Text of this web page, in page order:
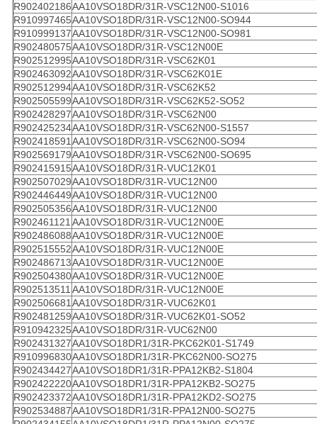
R902402186AA10VSO18DR/31R-VSC12N00-S1016
R910997465AA10VSO18DR/31R-VSC12N00-SO944
R910999137AA10VSO18DR/31R-VSC12N00-SO981
R902480575AA10VSO18DR/31R-VSC12N00E
R902512995AA10VSO18DR/31R-VSC62K01
R902463092AA10VSO18DR/31R-VSC62K01E
R902512994AA10VSO18DR/31R-VSC62K52
R902505599AA10VSO18DR/31R-VSC62K52-SO52
R902428297AA10VSO18DR/31R-VSC62N00
R902425234AA10VSO18DR/31R-VSC62N00-S1557
R902418591AA10VSO18DR/31R-VSC62N00-SO94
R902569179AA10VSO18DR/31R-VSC62N00-SO695
R902415915AA10VSO18DR/31R-VUC12K01
R902507029AA10VSO18DR/31R-VUC12N00
R902446449AA10VSO18DR/31R-VUC12N00
R902505356AA10VSO18DR/31R-VUC12N00
R902461121AA10VSO18DR/31R-VUC12N00E
R902486088AA10VSO18DR/31R-VUC12N00E
R902515552AA10VSO18DR/31R-VUC12N00E
R902486713AA10VSO18DR/31R-VUC12N00E
R902504380AA10VSO18DR/31R-VUC12N00E
R902513511AA10VSO18DR/31R-VUC12N00E
R902506681AA10VSO18DR/31R-VUC62K01
R902481259AA10VSO18DR/31R-VUC62K01-SO52
R910942325AA10VSO18DR/31R-VUC62N00
R902431327AA10VSO18DR1/31R-PKC62K01-S1749
R910996830AA10VSO18DR1/31R-PKC62N00-SO275
R902434427AA10VSO18DR1/31R-PPA12KB2-S1804
R902422220AA10VSO18DR1/31R-PPA12KB2-SO275
R902423372AA10VSO18DR1/31R-PPA12KD2-SO275
R902534887AA10VSO18DR1/31R-PPA12N00-SO275